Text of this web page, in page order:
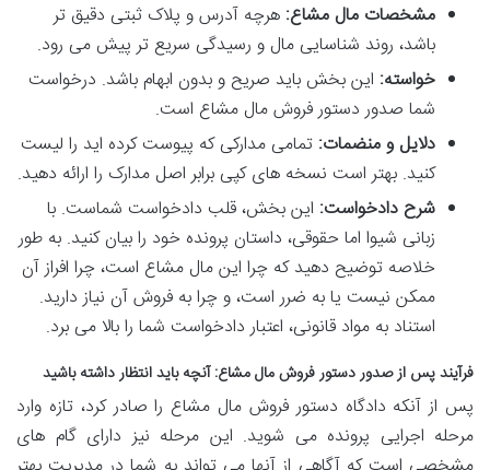
مشخصات مال مشاع: هرچه آدرس و پلاک ثبتی دقیق تر
باشد، روند شناسایی مال و رسیدگی سریع تر پیش می رود.
خواسته: این بخش باید صریح و بدون ابهام باشد. درخواست
شما صدور دستور فروش مال مشاع است.
دلایل و منضمات: تمامی مدارکی که پیوست کرده اید را لیست
کنید. بهتر است نسخه های کپی برابر اصل مدارک را ارائه دهید.
شرح دادخواست: این بخش، قلب دادخواست شماست. با
زبانی شیوا اما حقوقی، داستان پرونده خود را بیان کنید. به طور
خلاصه توضیح دهید که چرا این مال مشاع است، چرا افراز آن
ممکن نیست یا به ضرر است، و چرا به فروش آن نیاز دارید.
استناد به مواد قانونی، اعتبار دادخواست شما را بالا می برد.
فرآیند پس از صدور دستور فروش مال مشاع: آنچه باید انتظار داشته باشید
پس از آنکه دادگاه دستور فروش مال مشاع را صادر کرد، تازه وارد
مرحله اجرایی پرونده می شوید. این مرحله نیز دارای گام های